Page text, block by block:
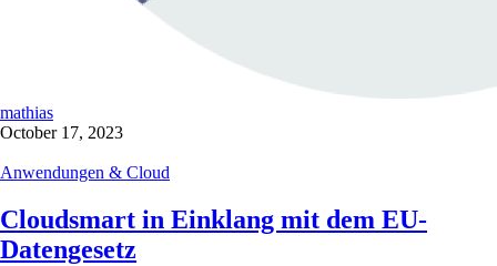
mathias
October 17, 2023
Anwendungen & Cloud
Cloudsmart in Einklang mit dem EU-
Datengesetz